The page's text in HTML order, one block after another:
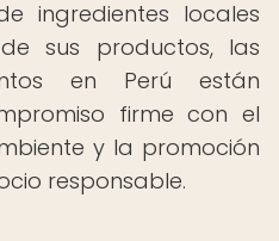
ingredientes locales
sus productos, las
en Perú están
firme con el
y la promoción
responsable.